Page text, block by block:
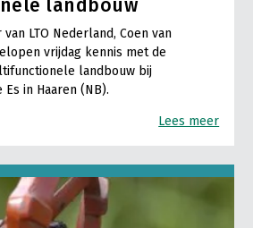
landbouw
LTO Nederland, Coen van
vrijdag kennis met de
landbouw bij
in Haaren (NB).
Lees meer